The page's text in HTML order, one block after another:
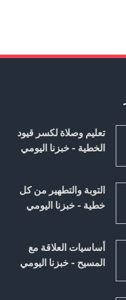
تعليم وصلاة لكسر قيود
الخطية - خبزنا اليومي
التوبة والتطهير من كل
خطية - خبزنا اليومي
أساسيات العلاقة مع
المسيح - خبزنا اليومي